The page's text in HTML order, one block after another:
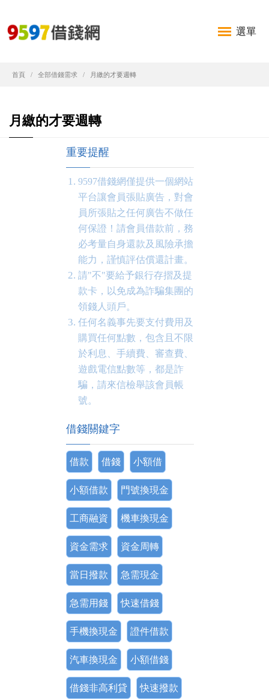
選單
首頁 全部借錢需求 月繳的才要週轉
月繳的才要週轉
重要提醒
9597借錢網僅提供一個網站
平台讓會員張貼廣告，對會
員所張貼之任何廣告不做任
何保證！請會員借款前，務
必考量自身還款及風險承擔
能力，謹慎評估償還計畫。
請"不"要給予銀行存摺及提
款卡，以免成為詐騙集團的
領錢人頭戶。
任何名義事先要支付費用及
購買任何點數，包含且不限
於利息、手續費、審查費、
遊戲電信點數等，都是詐
騙，請來信檢舉該會員帳
號。
借錢關鍵字
借款 借錢 小額借
小額借款 門號換現金
工商融資 機車換現金
資金需求 資金周轉
當日撥款 急需現金
急需用錢 快速借錢
手機換現金 證件借款
汽車換現金 小額借錢
借錢非高利貸 快速撥款